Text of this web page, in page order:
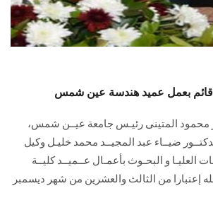
قائم بعمل عميد هندسة عين شمس
محمود المتينى رئيـس جامعة عيــن شمس،
ضيــاء عبد المجيــد محمد خليـل وكيل
العليـا و البحـوث بأعمـال عــميــد كليــة
إعتبارا من الثالث والعشرين من شهر ديسمبر